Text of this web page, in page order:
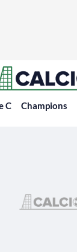
C Champions